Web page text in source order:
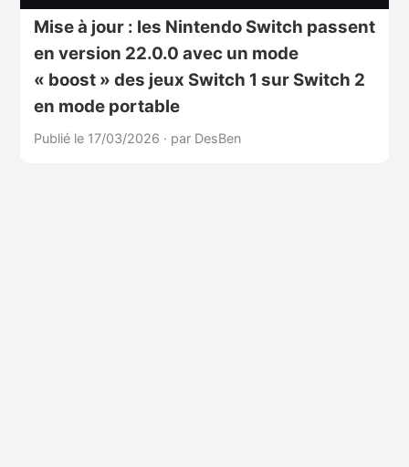
Mise à jour : les Nintendo Switch passent
en version 22.0.0 avec un mode
« boost » des jeux Switch 1 sur Switch 2
en mode portable
Publié le 17/03/2026 · par DesBen